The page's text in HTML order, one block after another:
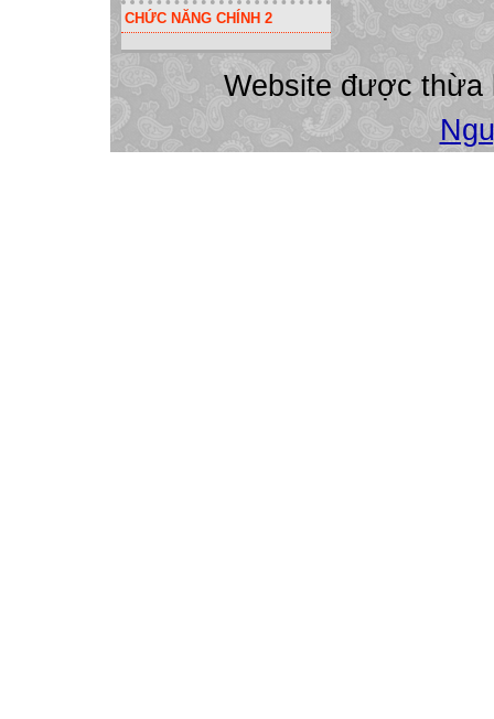
CHỨC NĂNG CHÍNH 2
Website được